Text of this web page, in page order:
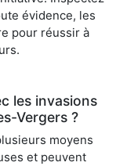
évidence, les
pour réussir à
les invasions
Vergers ?
moyens
et peuvent